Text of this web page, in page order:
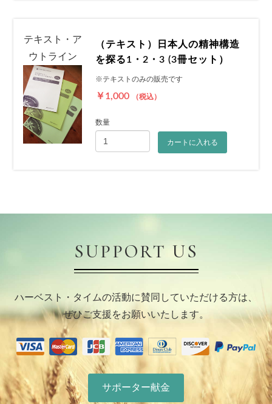
テキスト・ア
ウトライン
（テキスト）日本人の精神構造
を探る1・2・3 (3冊セット）
※テキストのみの販売です
￥1,000 （税込）
数量
カートに入れる
お買い物を続ける
SUPPORT US
ハーベスト・タイムの活動に賛同していただける方は、
ぜひご支援をお願いいたします。
サポーター献金